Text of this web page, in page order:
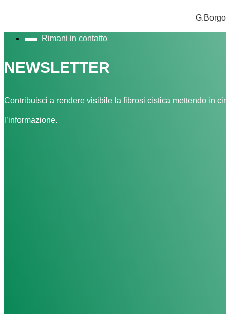
G.Borgo
Rimani in contatto
NEWSLETTER
Contribuisci a rendere visibile la fibrosi cistica mettendo in
l’informazione.